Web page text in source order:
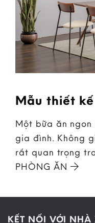
Mẫu thiết
Một bữa ăn
gia đình. Không
rất quan trọng
PHÒNG ĂN
KẾT NỐI VỚI NHÀ